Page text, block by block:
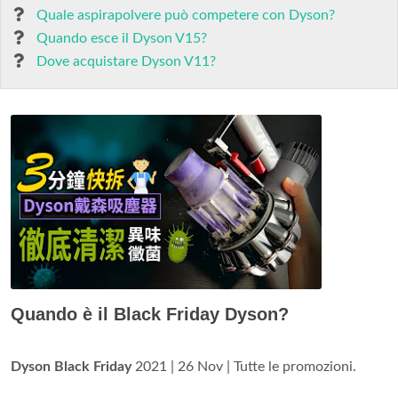
Quale aspirapolvere può competere con Dyson?
Quando esce il Dyson V15?
Dove acquistare Dyson V11?
Quando è il Black Friday Dyson?
Dyson Black Friday2021 | 26 Nov | Tutte le promozioni.